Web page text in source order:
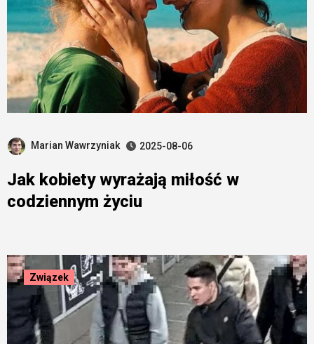
Marian Wawrzyniak 2025-08-06
Jak kobiety wyrażają miłość w
codziennym życiu
Związek